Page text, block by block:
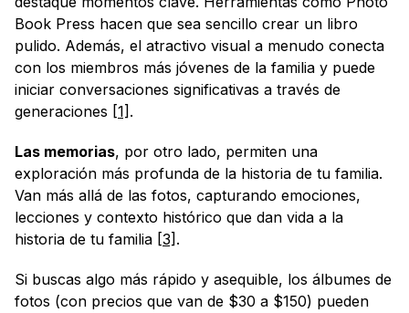
Book Press hacen que sea sencillo crear un libro
pulido. Además, el atractivo visual a menudo conecta
con los miembros más jóvenes de la familia y puede
iniciar conversaciones significativas a través de
generaciones [1] .
Las memorias, por otro lado, permiten una
exploración más profunda de la historia de tu familia.
Van más allá de las fotos, capturando emociones,
lecciones y contexto histórico que dan vida a la
historia de tu familia [3] .
Si buscas algo más rápido y asequible, los álbumes de
fotos (con precios que van de $30 a $150) pueden